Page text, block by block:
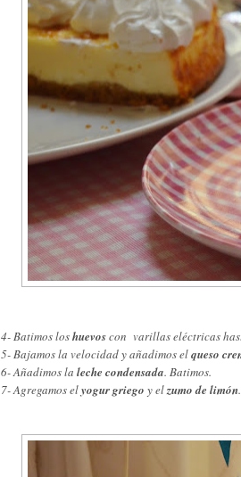
4- Batimos loshuevoscon varillas eléctricas
5- Bajamos la velocidad y añadimos elqueso
6- Añadimos la leche condensada. Batimos.
7- Agregamos elyogur griego y elzumo de limón